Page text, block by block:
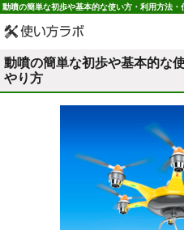
動噴の簡単な初歩や基本的な使い方・利用方法
動噴の簡単な初歩や基本的な
やり方